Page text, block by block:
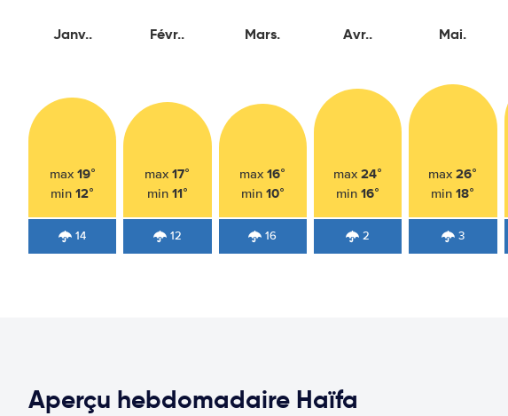
Janv..
max 19°
min12°
14
Févr..
max17°
min 11°
12
Mars.
max16°
min 10°
16
Avr..
max24°
min16°
2
Mai.
max26°
min18°
3
Aperçu hebdomadaire Haïfa